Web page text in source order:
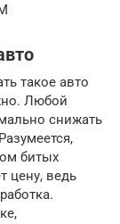
такое авто
Любой
снижать
битых
цену, ведь